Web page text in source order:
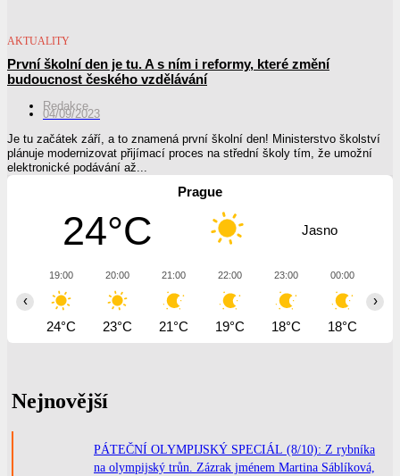
AKTUALITY
První školní den je tu. A s ním i reformy, které změní
budoucnost českého vzdělávání
Redakce
04/09/2023
Je tu začátek září, a to znamená první školní den! Ministerstvo školství
plánuje modernizovat přijímací proces na střední školy tím, že umožní
elektronické podávání až...
Prague
24°C Jasno
19:00
24°C
20:00
23°C
21:00
21°C
22:00
19°C
23:00
18°C
00:00
18°C
‹ ›
Nejnovější
PÁTEČNÍ OLYMPIJSKÝ SPECIÁL (8/10): Z rybníka
na olympijský trůn. Zázrak jménem Martina Sáblíková,